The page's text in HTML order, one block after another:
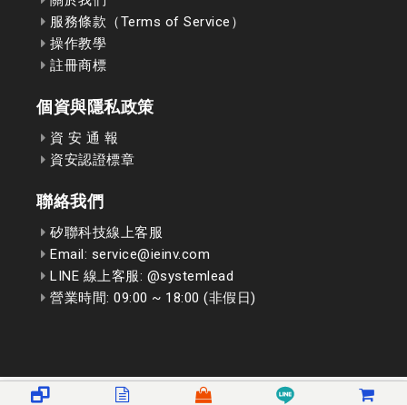
服務條款（Terms of Service）
操作教學
註冊商標
個資與隱私政策
資 安 通 報
資安認證標章
聯絡我們
矽聯科技線上客服
Email: service@ieinv.com
LINE 線上客服: @systemlead
營業時間: 09:00 ~ 18:00 (非假日)